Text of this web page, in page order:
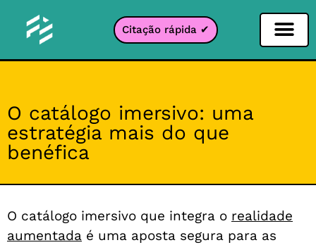
Citação rápida ✔
O catálogo imersivo: uma
estratégia mais do que
benéfica
O catálogo imersivo que integra o realidade
aumentada é uma aposta segura para as